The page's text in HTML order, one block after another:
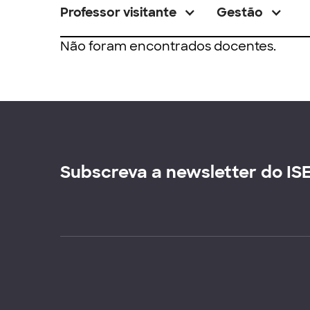
Professor visitante Gestão
Não foram encontrados docentes.
Subscreva a newsletter do